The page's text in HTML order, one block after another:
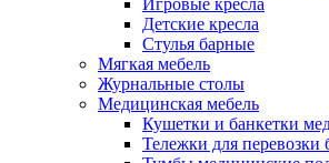
Игровые кресла
Детские кресла
Стулья барные
Мягкая мебель
Журнальные столы
Медицинская мебель
Кушетки и банкетки
Тележки для перевозки